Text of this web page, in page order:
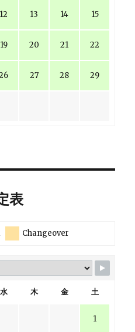
12 13 14 15
19 20 21 22
27 28 29
表
Changeover
水 木 金 土
1